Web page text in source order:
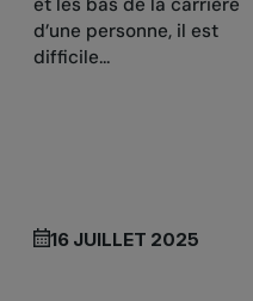
et les bas de la carrière
d’une personne, il est
difficile...
16 JUILLET 2025